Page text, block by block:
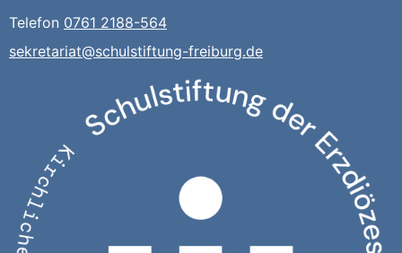
Telefon 0761 2188-564
sekretariat@schulstiftung-freiburg.de